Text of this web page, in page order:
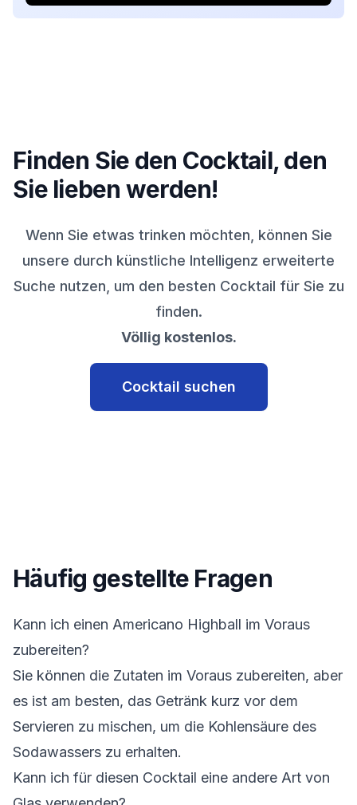
Finden Sie den Cocktail, den
Sie lieben werden!
Wenn Sie etwas trinken möchten, können Sie
unsere durch künstliche Intelligenz erweiterte
Suche nutzen, um den besten Cocktail für Sie zu
finden.
Völlig kostenlos.
Cocktail suchen
Häufig gestellte Fragen
Kann ich einen Americano Highball im Voraus
zubereiten?
Sie können die Zutaten im Voraus zubereiten, aber
es ist am besten, das Getränk kurz vor dem
Servieren zu mischen, um die Kohlensäure des
Sodawassers zu erhalten.
Kann ich für diesen Cocktail eine andere Art von